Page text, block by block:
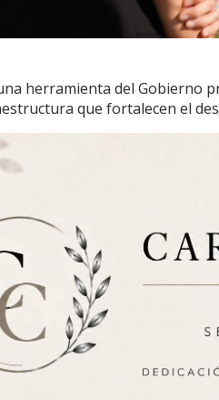
herramienta del Gobierno
que fortalecen el